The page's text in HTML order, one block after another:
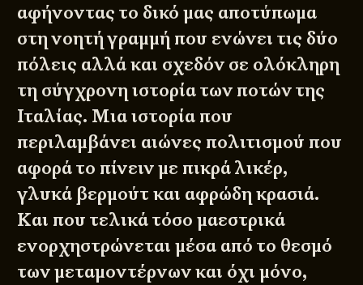
αφήνοντας το δικό μας αποτύπωμα
στη νοητή γραμμή που ενώνει τις δύο
πόλεις αλλά και σχεδόν σε ολόκληρη
τη σύγχρονη ιστορία των ποτών της
Ιταλίας. Μια ιστορία που
περιλαμβάνει αιώνες πολιτισμού που
αφορά το πίνειν με πικρά λικέρ,
γλυκά βερμούτ και αφρώδη κρασιά.
Και που τελικά τόσο μαεστρικά
ενορχηστρώνεται μέσα από το θεσμό
των μεταμοντέρνων και όχι μόνο,